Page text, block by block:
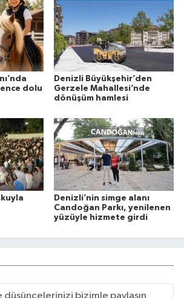
dolu
Denizli Büyükşehir’den
Gerzele Mahallesi’nde
dönüşüm hamlesi
Denizli’nin simge alanı
Candoğan Parkı, yenilenen
yüzüyle hizmete girdi